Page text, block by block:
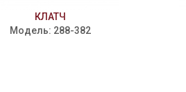
КЛАТЧ
Модель: 288-382